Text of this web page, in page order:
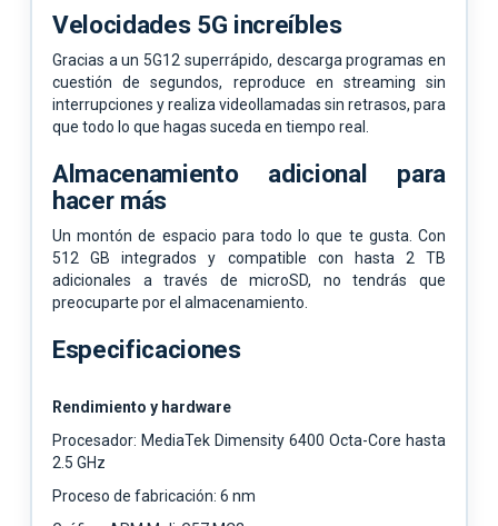
Velocidades 5G increíbles
Gracias a un 5G12 superrápido, descarga programas en
cuestión de segundos, reproduce en streaming sin
interrupciones y realiza videollamadas sin retrasos, para
que todo lo que hagas suceda en tiempo real.
Almacenamiento adicional para
hacer más
Un montón de espacio para todo lo que te gusta. Con
512 GB integrados y compatible con hasta 2 TB
adicionales a través de microSD, no tendrás que
preocuparte por el almacenamiento.
Especificaciones
Rendimiento y hardware
Procesador: MediaTek Dimensity 6400 Octa-Core hasta
2.5 GHz
Proceso de fabricación: 6 nm